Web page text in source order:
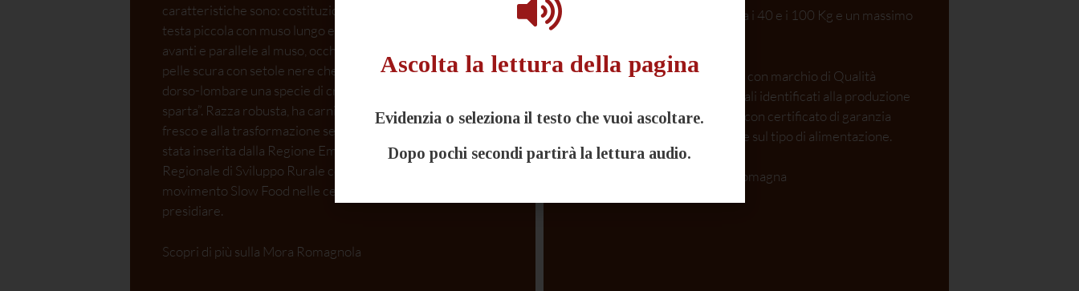
caratteristiche sono: costituzione longilinea, buona taglia,
testa piccola con muso lungo e sottile, orecchie piegate in
avanti e parallele al muso, occhio a mandorla di colore nero,
pelle scura con setole nere che formano lungo la linea
dorso-lombare una specie di criniera denominata “linea
sparta”. Razza robusta, ha carni saporite adatta al consumo
fresco e alla trasformazione secondo i metodi tradizionali. E’
stata inserita dalla Regione Emilia-Romagna nel Piano
Regionale di Sviluppo Rurale come razza da salvare e dal
movimento Slow Food nelle cento produzioni italiane da
presidiare.
Scopri di più su lla Mora Romagnola
(carni di ovini con peso vivo tra i 40 e i 100 Kg e un massimo
Si tratta di carni fresche ovine con marchio di Qualità
Controllata: derivano da animali identificati alla produzione
e seguiti fino al banco vendita con certificato di garanzia
sulle modalità di allevamento e sul tipo di alimentazione.
Scopri di più sul Castrato di Romagna
Ascolta la lettura della pagina
Evidenzia o seleziona il testo che vuoi ascoltare.
Dopo pochi secondi partirà la lettura audio.